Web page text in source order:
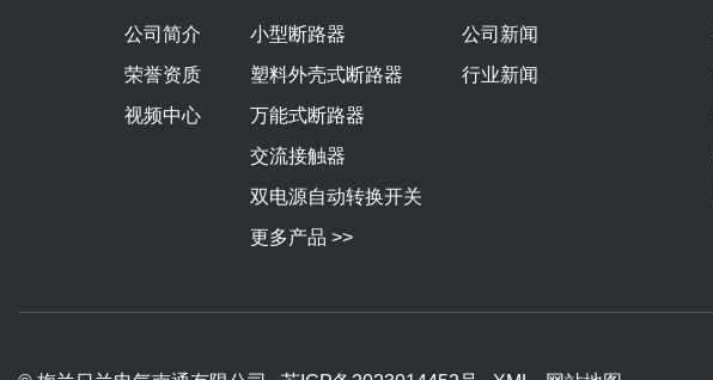
公司简介
荣誉资质
视频中心
小型断路器
塑料外壳式断路器
万能式断路器
交流接触器
双电源自动转换开关
更多产品 >>
公司新闻
行业新闻